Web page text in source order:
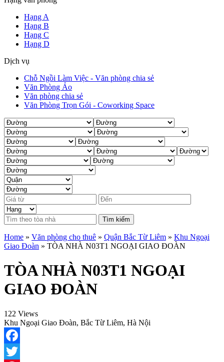
Hạng A
Hạng B
Hạng C
Hạng D
Dịch vụ
Chỗ Ngồi Làm Việc - Văn phòng chia sẻ
Văn Phòng Ảo
Văn phòng chia sẻ
Văn Phòng Trọn Gói - Coworking Space
Tìm kiếm
Home » Văn phòng cho thuê » Quận Bắc Từ Liêm » Khu Ngoại
Giao Đoàn » TÒA NHÀ N03T1 NGOẠI GIAO ĐOÀN
TÒA NHÀ N03T1 NGOẠI
GIAO ĐOÀN
122 Views
Khu Ngoại Giao Đoàn, Bắc Từ Liêm, Hà Nội
Facebook